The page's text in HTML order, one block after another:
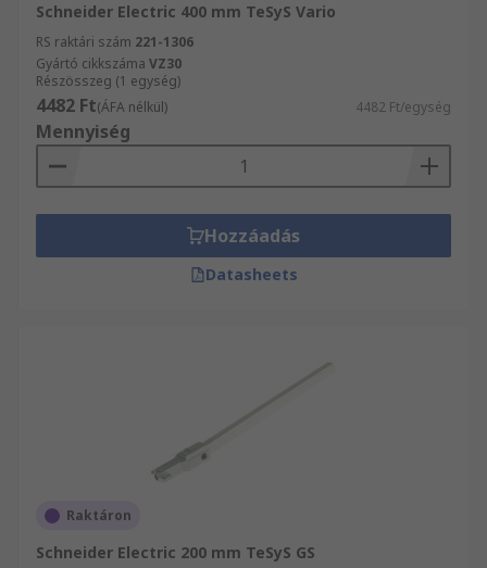
Schneider Electric 400 mm TeSyS Vario
RS raktári szám 221-1306
Gyártó cikkszáma VZ30
Részösszeg (1 egység)
4482 Ft(ÁFA nélkül) 4482 Ft/egység
Mennyiség
Hozzáadás
Datasheets
Raktáron
Schneider Electric 200 mm TeSyS GS